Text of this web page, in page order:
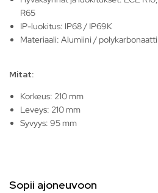
R65
IP-luokitus: IP68 / IP69K
Materiaali: Alumiini / polykarbonaatti
Mitat:
Korkeus: 210 mm
Leveys: 210 mm
Syvyys: 95 mm
Sopii ajoneuvoon